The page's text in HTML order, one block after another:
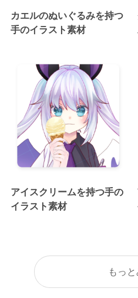
カエルのぬいぐるみを持つ
手のイラスト素材
アイスクリームを持つ手の
イラスト素材
もっ